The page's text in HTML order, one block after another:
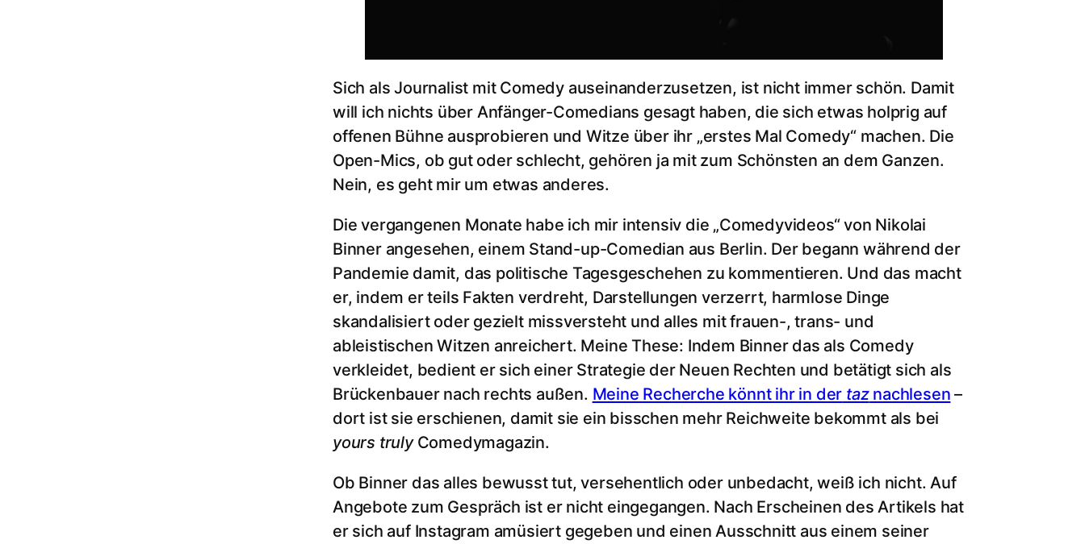
Sich als Journalist mit Comedy auseinanderzusetzen, ist nicht immer schön. Damit
will ich nichts über Anfänger-Comedians gesagt haben, die sich etwas holprig auf
offenen Bühne ausprobieren und Witze über ihr „erstes Mal Comedy“ machen. Die
Open-Mics, ob gut oder schlecht, gehören ja mit zum Schönsten an dem Ganzen.
Nein, es geht mir um etwas anderes.
Die vergangenen Monate habe ich mir intensiv die „Comedyvideos“ von Nikolai
Binner angesehen, einem Stand-up-Comedian aus Berlin. Der begann während der
Pandemie damit, das politische Tagesgeschehen zu kommentieren. Und das macht
er, indem er teils Fakten verdreht, Darstellungen verzerrt, harmlose Dinge
skandalisiert oder gezielt missversteht und alles mit frauen-, trans- und
ableistischen Witzen anreichert. Meine These: Indem Binner das als Comedy
verkleidet, bedient er sich einer Strategie der Neuen Rechten und betätigt sich als
Brückenbauer nach rechts außen. Meine Recherche könnt ihr in der taznachlesen –
dort ist sie erschienen, damit sie ein bisschen mehr Reichweite bekommt als bei
yours trulyComedymagazin.
Ob Binner das alles bewusst tut, versehentlich oder unbedacht, weiß ich nicht. Auf
Angebote zum Gespräch ist er nicht eingegangen. Nach Erscheinen des Artikels hat
er sich auf Instagram amüsiert gegeben und einen Ausschnitt aus einem seiner